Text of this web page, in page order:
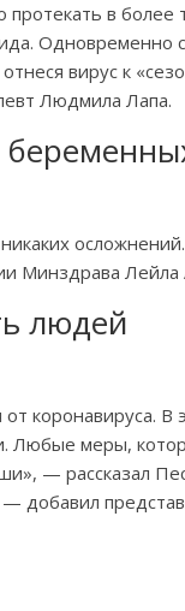
протекать в более
Одновременно
вирус к
Людмила Лапа.
Минздрава Лейла
людей
коронавируса. В
Любые меры,
— рассказал
добавил